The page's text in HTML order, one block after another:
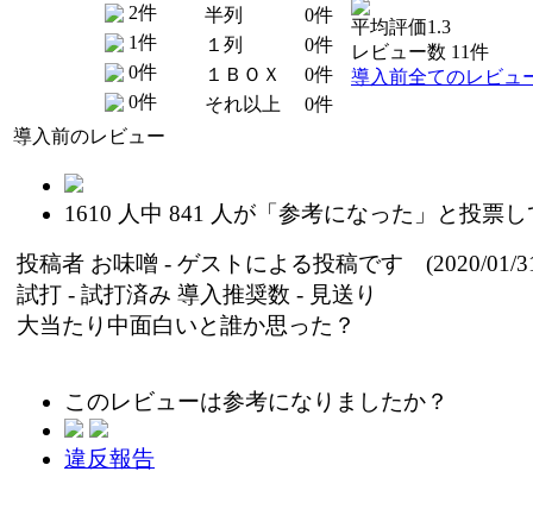
2件
1件
0件
0件
半列
0件
１列
0件
１ＢＯＸ
0件
それ以上
0件
平均評価1.3
レビュー数 11件
導入前全てのレビュ
導入前のレビュー
1610 人中 841
人が「参考になった」と投票
投稿者 お味噌 - ゲストによる投稿です (2020/01/
試打 - 試打済み 導入推奨数 - 見送り
大当たり中面白いと誰か思った？
このレビューは参考になりましたか？
違反報告